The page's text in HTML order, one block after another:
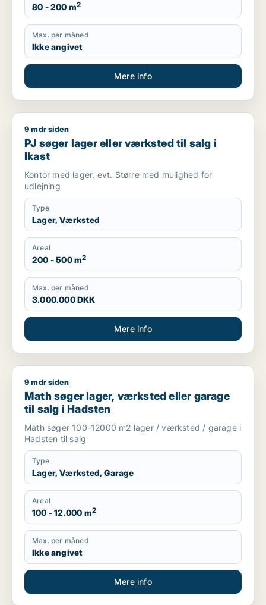
80 - 200 m2
Max. per måned
Ikke angivet
Mere info
PJ søger lager eller værksted til salg i Ikast
9 mdr siden
PJ søger lager eller værksted til salg i
Ikast
Kontor med lager, evt. Større med mulighed for
udlejning
Type
Lager, Værksted
Areal
200 - 500 m2
Max. per måned
3.000.000 DKK
Mere info
Math søger lager, værksted eller garage til salg i Hadsten
9 mdr siden
Math søger lager, værksted eller garage
til salg i Hadsten
Math søger 100-12000 m2 lager / værksted / garage i
Hadsten til salg
Type
Lager, Værksted, Garage
Areal
100 - 12.000 m2
Max. per måned
Ikke angivet
Mere info